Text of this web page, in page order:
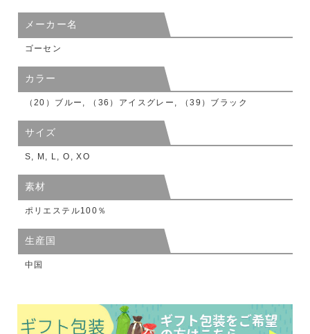
メーカー名
ゴーセン
カラー
（20）ブルー, （36）アイスグレー, （39）ブラック
サイズ
S, M, L, O, XO
素材
ポリエステル100％
生産国
中国